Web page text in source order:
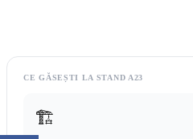
CE GĂSEȘTI LA STAND A23
🏗️